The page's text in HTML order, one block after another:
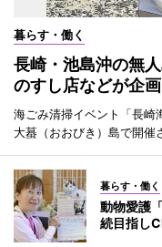
暮らす・働く
長崎・池島沖の無
のすし店などが企画
海ごみ清掃イベント「長崎
大蟇（おおびき）島で開催
暮らす・働く
動物愛護
続目指し